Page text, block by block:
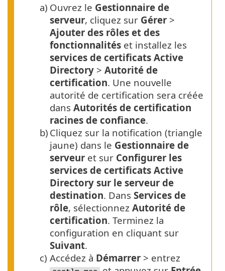
a) Ouvrez le Gestionnaire de
serveur, cliquez sur Gérer >
Ajouter des rôles et des
fonctionnalités et installez les
services de certificats Active
Directory > Autorité de
certification. Une nouvelle
autorité de certification sera créée
dans Autorités de certification
racines de confiance.
b) Cliquez sur la notification (triangle
jaune) dans le Gestionnaire de
serveur et sur Configurer les
services de certificats Active
Directory sur le serveur de
destination. Dans Services de
rôle, sélectionnez Autorité de
certification. Terminez la
configuration en cliquant sur
Suivant.
c) Accédez à Démarrer > entrez